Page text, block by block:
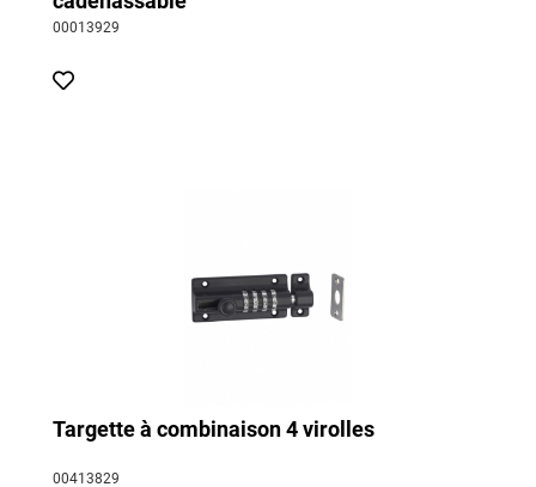
00013929
Targette à combinaison 4 virolles
00413829